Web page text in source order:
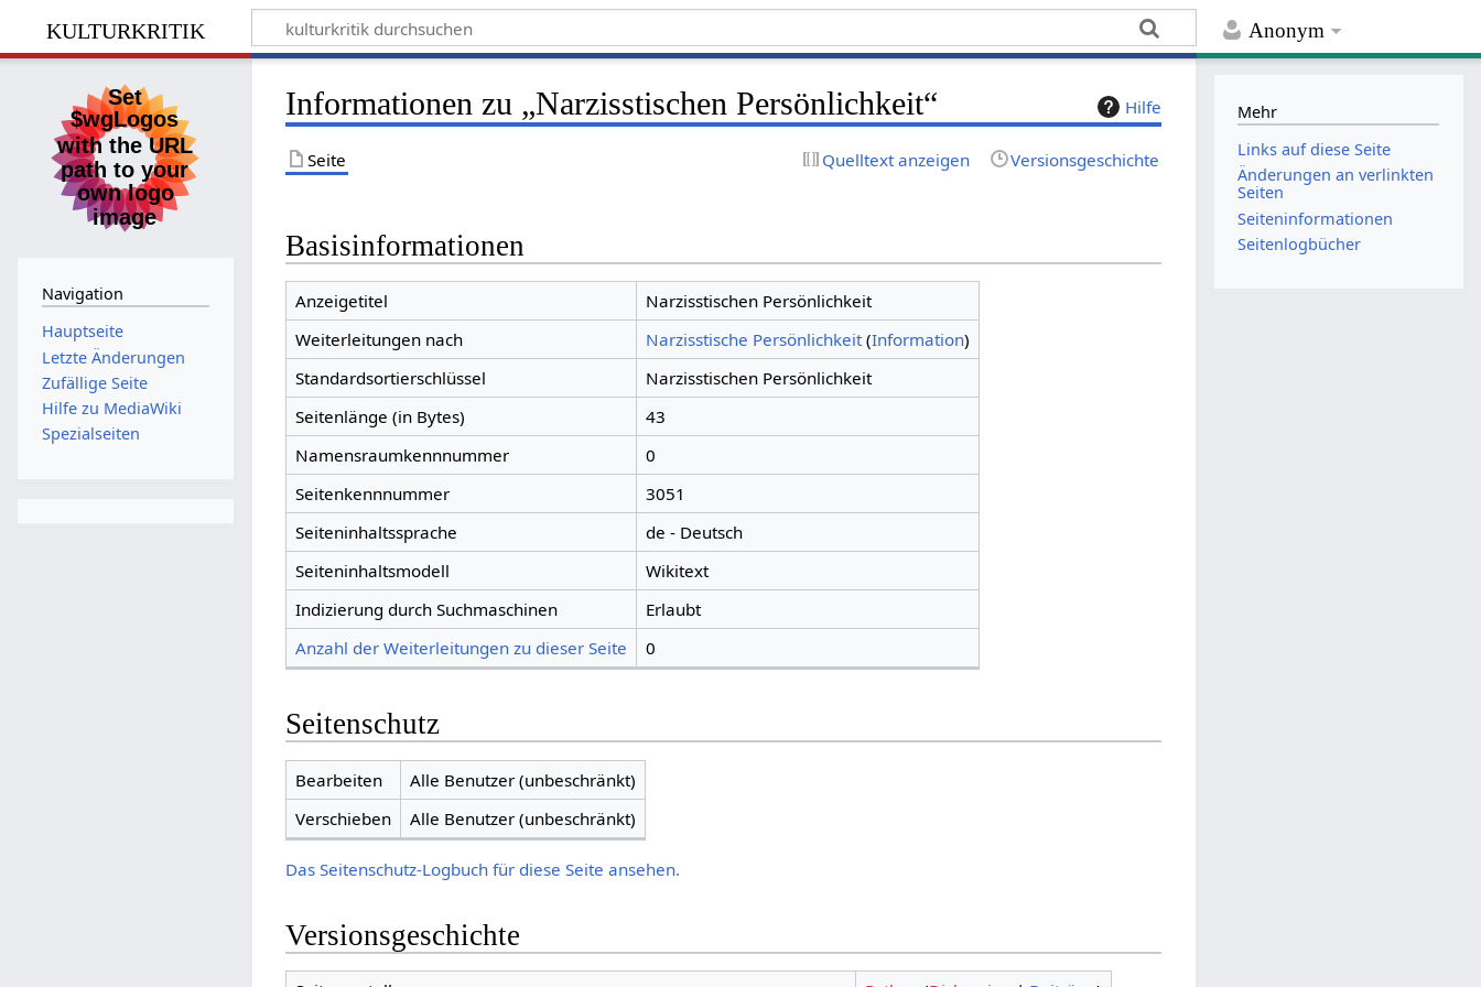
Anonym
kulturkritik
Hilfe
Informationen zu „Narzisstischen Persönlichkeit“
Seite Quelltext anzeigen Versionsgeschichte
Basisinformationen
Anzeigetitel
Narzisstischen Persönlichkeit
Weiterleitungen nach
Narzisstische Persönlichkeit(Information)
Standardsortierschlüssel
Narzisstischen Persönlichkeit
Seitenlänge (in Bytes)
43
Namensraumkennnummer
0
Seitenkennnummer
3051
Seiteninhaltssprache
de - Deutsch
Seiteninhaltsmodell
Wikitext
Indizierung durch Suchmaschinen
Erlaubt
Anzahl der Weiterleitungen zu dieser Seite
0
Seitenschutz
Bearbeiten
Alle Benutzer (unbeschränkt)
Verschieben
Alle Benutzer (unbeschränkt)
Das Seitenschutz-Logbuch für diese Seite ansehen.
Versionsgeschichte
Navigation
Hauptseite
Letzte Änderungen
Zufällige Seite
Hilfe zu MediaWiki
Spezialseiten
Mehr
Links auf diese Seite
Änderungen an verlinkten
Seiten
Seiten­­informationen
Seitenlogbücher